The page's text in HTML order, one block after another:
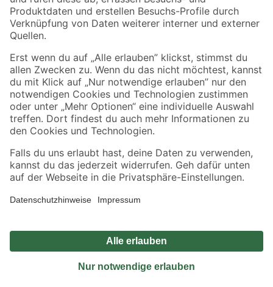
Sicher einkaufen
Jetzt die toom-App herunterladen
Alle Preisangaben in EUR inkl. gesetzl. MwSt.. Die dargestellten Angebote sind unter
Umständen nicht in allen Märkten verfügbar. Die angegebenen Verfügbarkeiten beziehen
Produkte nur solange der Vorrat reicht.
*Paketversand ab 59 € versandkostenfrei, gilt nicht für Artikel mit Speditionsversand, hier
Privatsphäre Impressum
Nutzungsbedingungen
Widerrufsrecht
Vertrag widerrufen